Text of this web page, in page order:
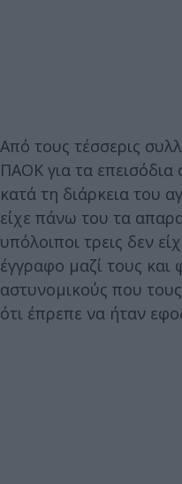
Από τους τέσσερις
ΠΑΟΚ για τα
κατά τη διάρκεια του
είχε πάνω του τα
υπόλοιποι τρεις δεν
έγγραφο μαζί τους
αστυνομικούς που
ότι έπρεπε να ήταν